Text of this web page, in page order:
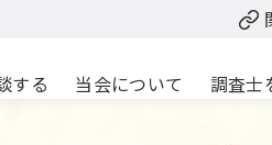
する 当会について 調査士